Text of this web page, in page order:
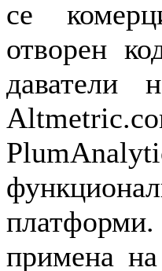
се
отворен
даватели
платформи.
примена